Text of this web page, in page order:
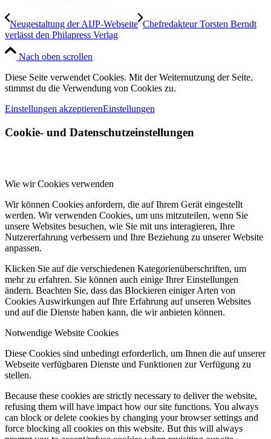
Neugestaltung der AIJP-Webseite Chefredakteur Torsten Berndt
verlässt den Philapress Verlag
Nach oben scrollen
Diese Seite verwendet Cookies. Mit der Weiternutzung der Seite,
stimmst du die Verwendung von Cookies zu.
Einstellungen akzeptierenEinstellungen
Cookie- und Datenschutzeinstellungen
Wie wir Cookies verwenden
Wir können Cookies anfordern, die auf Ihrem Gerät eingestellt
werden. Wir verwenden Cookies, um uns mitzuteilen, wenn Sie
unsere Websites besuchen, wie Sie mit uns interagieren, Ihre
Nutzererfahrung verbessern und Ihre Beziehung zu unserer Website
anpassen.
Klicken Sie auf die verschiedenen Kategorienüberschriften, um
mehr zu erfahren. Sie können auch einige Ihrer Einstellungen
ändern. Beachten Sie, dass das Blockieren einiger Arten von
Cookies Auswirkungen auf Ihre Erfahrung auf unseren Websites
und auf die Dienste haben kann, die wir anbieten können.
Notwendige Website Cookies
Diese Cookies sind unbedingt erforderlich, um Ihnen die auf unserer
Webseite verfügbaren Dienste und Funktionen zur Verfügung zu
stellen.
Because these cookies are strictly necessary to deliver the website,
refusing them will have impact how our site functions. You always
can block or delete cookies by changing your browser settings and
force blocking all cookies on this website. But this will always